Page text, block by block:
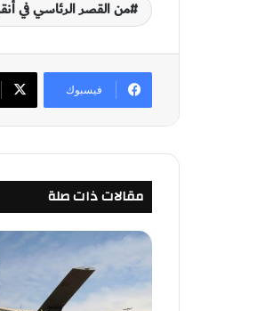
من القصر الرئاسي في
فيسبوك
مقالات ذات صلة